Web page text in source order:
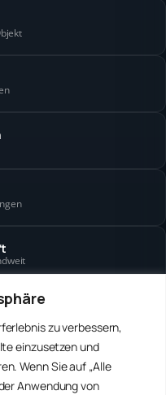
zu verbessern,
einzusetzen und
Wenn Sie auf „Alle
Anwendung von